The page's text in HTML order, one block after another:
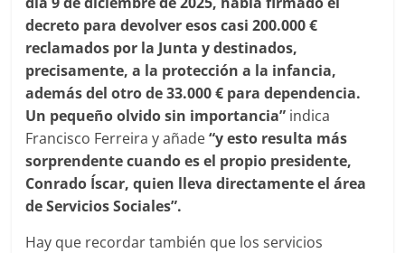
decreto para devolver esos casi 200.000 €
reclamados por la Junta y destinados,
precisamente, a la protección a la infancia,
además del otro de 33.000 € para dependencia.
Un pequeño olvido sin importancia” indica
Francisco Ferreira y añade“y esto resulta más
sorprendente cuando es el propio presidente,
Conrado Íscar, quien lleva directamente el área
de Servicios Sociales”.
Hay que recordar también que los servicios